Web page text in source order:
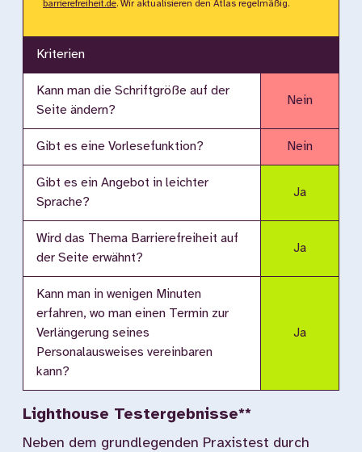
barrierefreiheit.de. Wir aktualisieren den Atlas regelmäßig.
Kriterien
Kann man die Schriftgröße auf der
Seite ändern?
Nein
Gibt es eine Vorlesefunktion? Nein
Gibt es ein Angebot in leichter
Sprache?
Ja
Wird das Thema Barrierefreiheit auf
der Seite erwähnt?
Ja
Kann man in wenigen Minuten
erfahren, wo man einen Termin zur
Verlängerung seines
Personalausweises vereinbaren
kann?
Ja
Lighthouse Testergebnisse**
Neben dem grundlegenden Praxistest durch